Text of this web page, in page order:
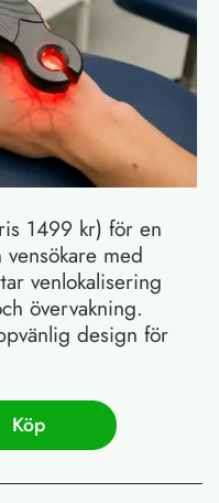
1499 kr) för en
med
venlokalisering
övervakning.
design för
Köp